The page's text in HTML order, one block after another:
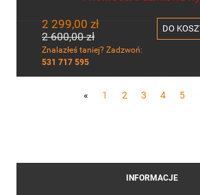
2 299,00 zł
2 600,00 zł
Znalazłeś taniej? Zadzwoń:
531 717 595
DO
« 1 2 3 4 5
INFORMACJE